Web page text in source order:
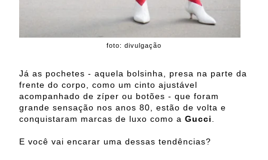
foto: divulgação
Já as pochetes - aquela bolsinha, presa na parte da
frente do corpo, como um cinto ajustável
acompanhado de zíper ou botões - que foram
grande sensação nos anos 80, estão de volta e
conquistaram marcas de luxo como a Gucci
E você vai encarar uma dessas tendências?